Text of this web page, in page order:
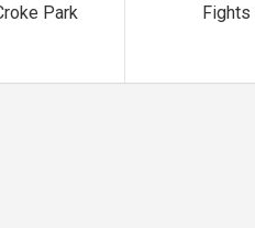
Park
Fights